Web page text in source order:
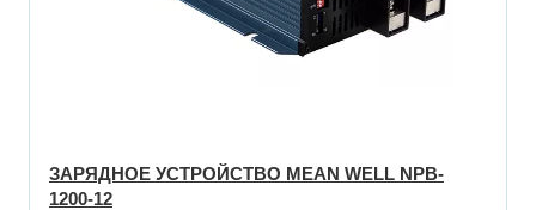
ЗАРЯДНОЕ УСТРОЙСТВО MEAN WELL NPB-
1200-12